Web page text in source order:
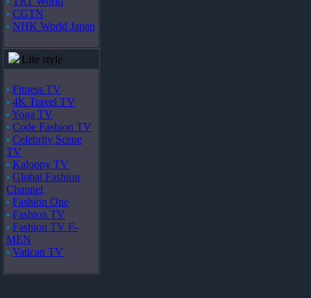
CGTN
NHK World Japan
Life style
Fitness TV
4K Travel TV
Yoga TV
Code Fashion TV
Celebrity Scene
TV
Kaloopy TV
Global Fashion
Channel
Fashion One
Fashion TV
Fashion TV F-
MEN
Vatican TV